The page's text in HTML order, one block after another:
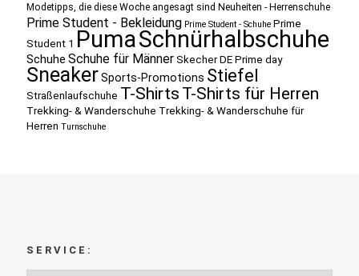
Modetipps, die diese Woche angesagt sind Neuheiten - Herrenschuhe
Prime Student - Bekleidung Prime Student - Schuhe Prime
Student 1 PumaSchnürhalbschuhe
Schuhe Schuhe für Männer Skecher DE Prime day
SneakerSports-Promotions Stiefel
Straßenlaufschuhe T-Shirts T-Shirts für Herren
Trekking- & Wanderschuhe Trekking- & Wanderschuhe für
Herren Turnschuhe
SERVICE: